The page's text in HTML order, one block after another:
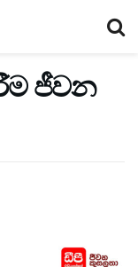
ජීවන